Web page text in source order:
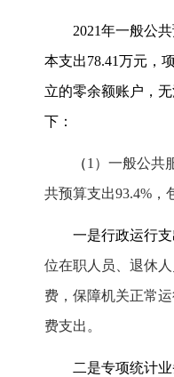
2021年一般公
本支出78.41万元，
立的零余额账户，
下：
（1 ）一般公共
共预算支出93.4% ，
一是行政运行支
位在职人员、退休
费，保障机关正常
费支出。
二是专项统计